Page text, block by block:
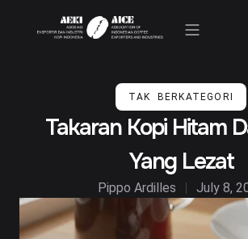
TAK BERKATEGORI
Takaran Kopi Hitam
Yang Lezat
Pippo Ardilles July 8,